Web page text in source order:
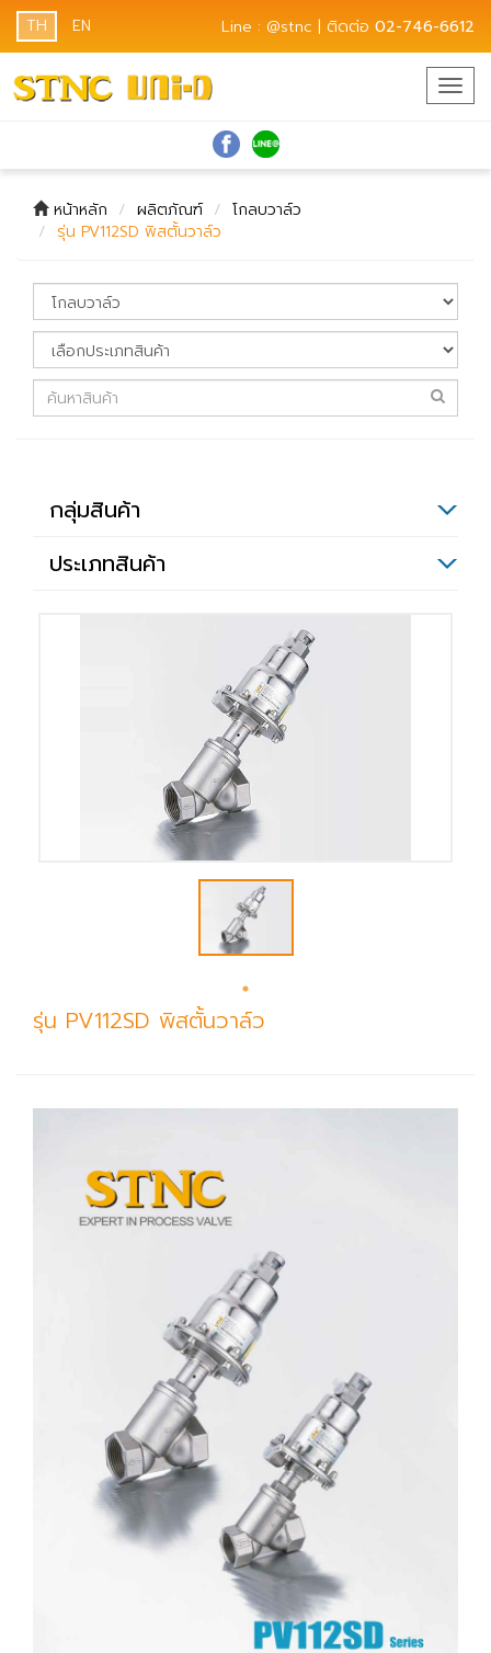
TH EN Line : @stnc | ติดต่อ 02-746-6612
หน้าหลัก ผลิตภัณฑ์
โกลบวาล์ว
รุ่น PV112SD พิสตั้นวาล์ว
กลุ่มสินค้า
ประเภทสินค้า
รุ่น PV112SD พิสตั้นวาล์ว